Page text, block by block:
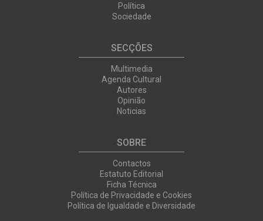
Política
Sociedade
SECÇÕES
Multimedia
Agenda Cultural
Autores
Opinião
Noticias
SOBRE
Contactos
Estatuto Editorial
Ficha Técnica
Política de Privacidade e Cookies
Política de Igualdade e Diversidade